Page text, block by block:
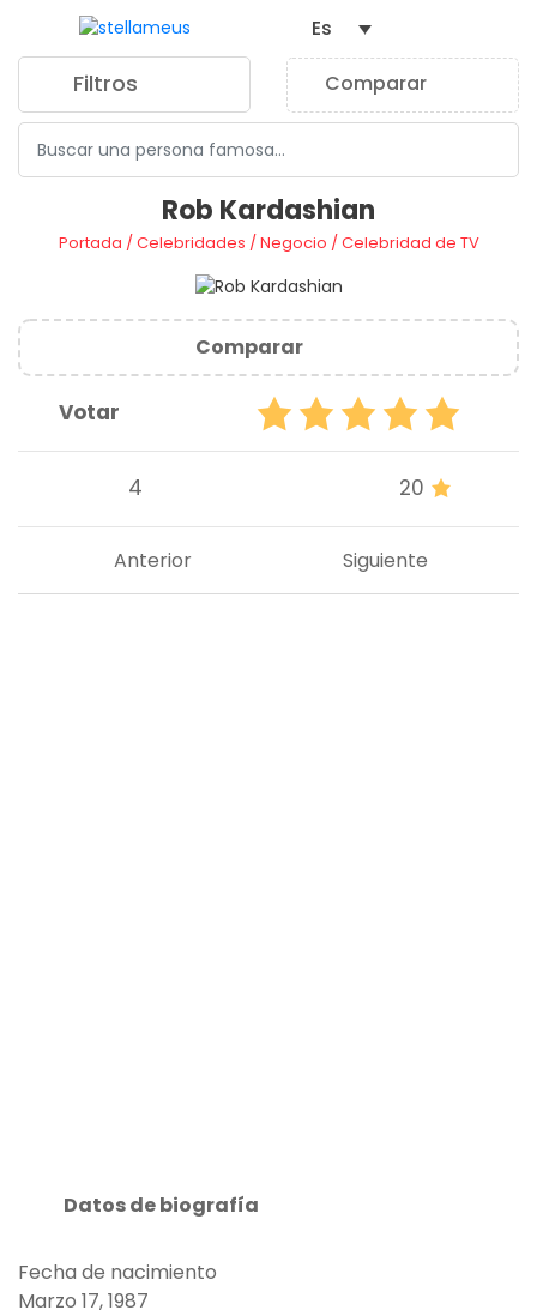
Filtros Comparar
Es
Rob Kardashian
Portada /Celebridades /Negocio /Celebridad de TV
Comparar
Votar
4 20
Siguiente
Anterior
Datos de biografía
Fecha de nacimiento
Marzo 17, 1987